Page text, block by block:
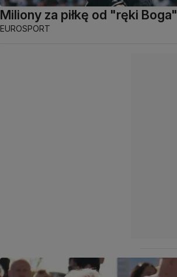
Miliony za piłkę od "ręki Boga"
EUROSPORT